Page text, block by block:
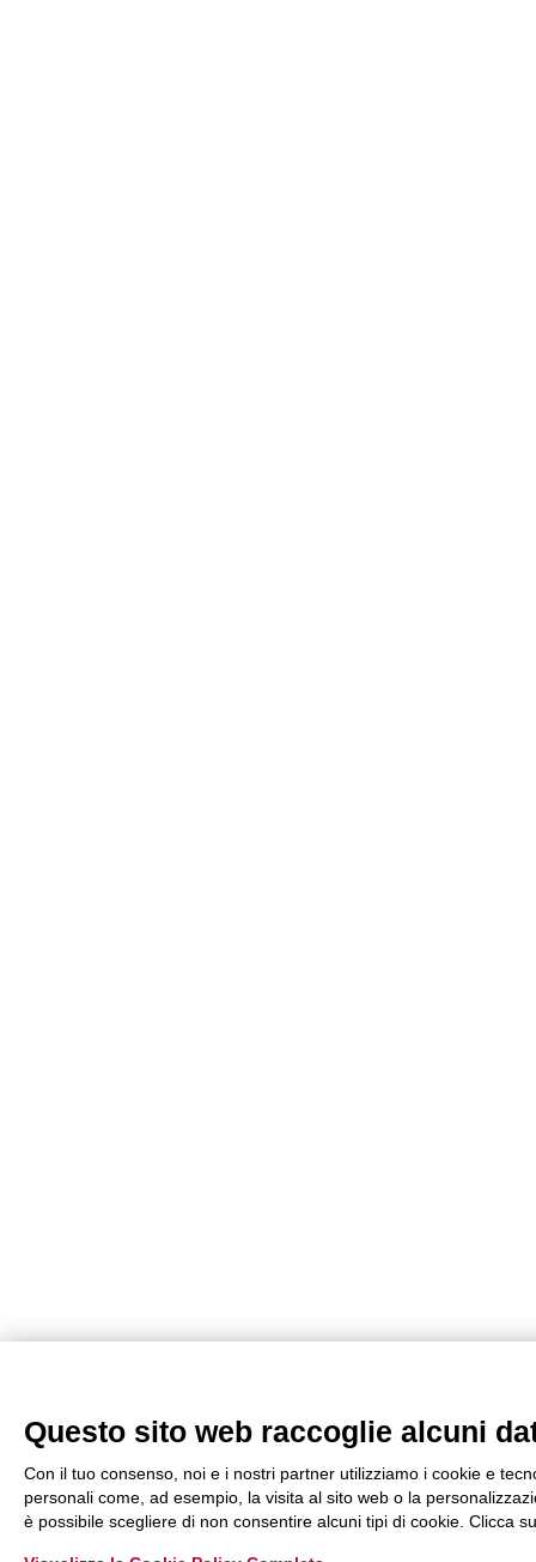
Questo sito web raccoglie alcuni
Con il tuo consenso, noi e i nostri partner utilizziamo i cookie e
personali come, ad esempio, la visita al sito web o la
è possibile scegliere di non consentire alcuni tipi di cookie. Clicca